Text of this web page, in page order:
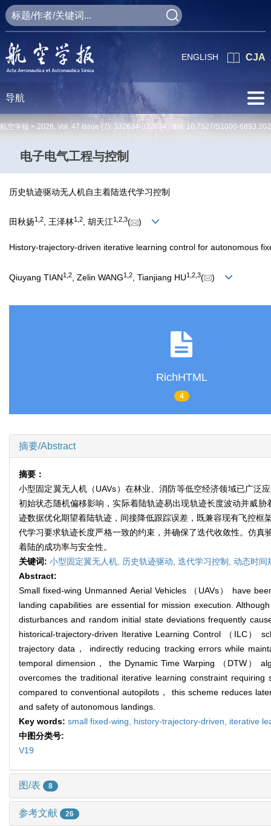
CJA
ENGLISH
导航
航空学报 > 2026, Vol. 47 Issue (7): 332634-332634 doi: 10.7527/S1000-
电子电气工程与控制
历史轨迹驱动无人机自主着陆迭代学习控制
田秋扬1 2, 王泽林1 2, 胡天江1 2 3( )
History-trajectory-driven iterative learning control for autonomous
Qiuyang TIAN1 2 , Zelin WANG1 2 , Tianjiang HU1 2 3( )
RichHTML
4
摘要/Abstract
摘要：
小型固定翼无人机（UAVs）在林业、消防等低空经济领域已广泛
初始状态随机偏移影响，实际着陆轨迹易出现轨迹长度波动并威
迹数据优化期望着陆轨迹，间接降低跟踪误差，既兼容现有飞控
代学习要求轨迹长度严格一致的约束，并确保了迭代收敛性。仿
着陆的成功率与安全性。
关键词: 小型固定翼无人机, 历史轨迹驱动, 迭代学习控制, 动态时间
Abstract:
Small fixed-wing Unmanned Aerial Vehicles （UAVs） have
landing capabilities are essential for mission execution.
disturbances and random initial state deviations frequently
historical-trajectory-driven Iterative Learning Control （ILC）
trajectory data， indirectly reducing tracking errors while
temporal dimension， the Dynamic Time Warping （DTW）
overcomes the traditional iterative learning constraint
compared to conventional autopilots， this scheme reduces
and safety of autonomous landings.
Key words: small fixed-wing, history-trajectory-driven, iterative
中图分类号:
V19
图/表 8
参考文献 26